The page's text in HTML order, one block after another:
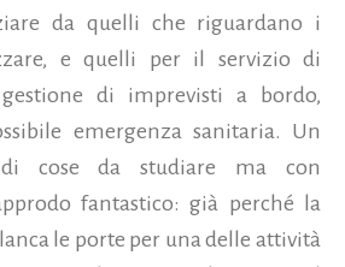
da quelli che riguardano i
e quelli per il servizio di
di imprevisti a bordo,
emergenza sanitaria. Un
di cose da studiare ma con
fantastico: già perché la
le porte per una delle attività